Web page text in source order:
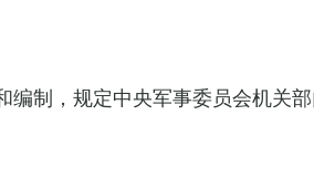
编制，规定中央军事委员会机关